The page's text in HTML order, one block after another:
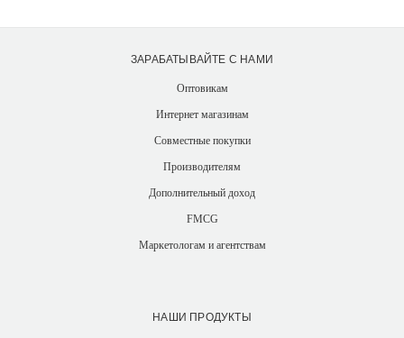
ЗАРАБАТЫВАЙТЕ С НАМИ
Оптовикам
Интернет магазинам
Совместные покупки
Производителям
Дополнительный доход
FMCG
Маркетологам и агентствам
НАШИ ПРОДУКТЫ